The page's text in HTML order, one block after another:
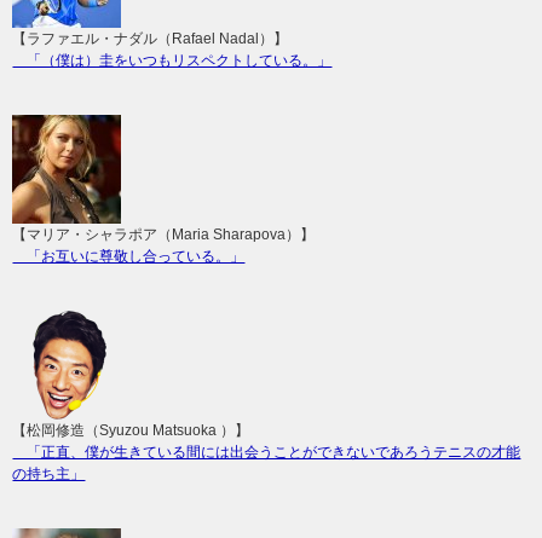
【ラファエル・ナダル（Rafael Nadal）】
「（僕は）圭をいつもリスペクトしている。」
【マリア・シャラポア（Maria Sharapova）】
「お互いに尊敬し合っている。」
【松岡修造（Syuzou Matsuoka ）】
「正直、僕が生きている間には出会うことができないであろうテニスの才能
の持ち主」